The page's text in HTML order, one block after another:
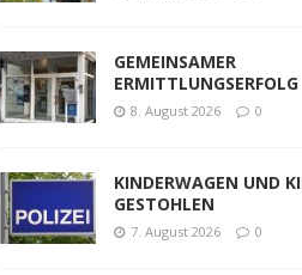
GEMEINSAMER
ERMITTLUNGSERFOLG
8. August 2026 0
KINDERWAGEN UND
GESTOHLEN
7. August 2026 0